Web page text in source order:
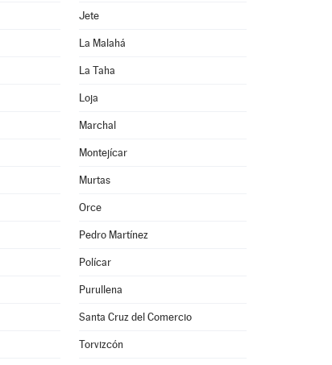
Jete
La Malahá
La Taha
Loja
Marchal
Montejícar
Murtas
Orce
Pedro Martínez
Polícar
Purullena
Santa Cruz del Comercio
Torvizcón